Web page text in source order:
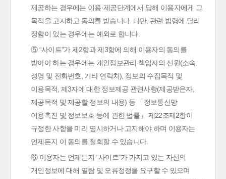
제공하는 경우에는 이용·제공단계에서 당해 이용자에게 그
목적을 고지하고 동의를 받습니다. 다만, 관련 법령에 달리
정함이 있는 경우에는 예외로 합니다.
⑤ “사이트”가 제2항과 제3항에 의해 이용자의 동의를
받아야 하는 경우에는 개인정보관리 책임자의 신원(소속,
성명 및 전화번호, 기타 연락처), 정보의 수집목적 및
이용목적, 제3자에 대한 정보제공 관련사항(제공받은자,
제공목적 및 제공할 정보의 내용) 등 「정보통신망
이용촉진 및 정보보호 등에 관한 법률」 제22조제2항이
규정한 사항을 미리 명시하거나 고지해야 하며 이용자는
언제든지 이 동의를 철회할 수 있습니다.
⑥ 이용자는 언제든지 “사이트”가 가지고 있는 자신의
개인정보에 대해 열람 및 오류정정을 요구할 수 있으며